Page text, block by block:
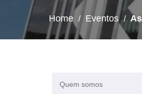
Home / Eventos /
Quem somos